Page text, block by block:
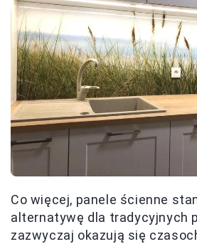
Co więcej, panele ścienne
alternatywę dla tradycyjnych
zazwyczaj okazują się